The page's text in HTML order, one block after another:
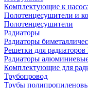
Комплектующие к
Полотенцесушители и
Полотенцесушители
Радиаторы
Радиаторы
Решетки для
Радиаторы
Комплектующие для
Трубопровод
Трубы